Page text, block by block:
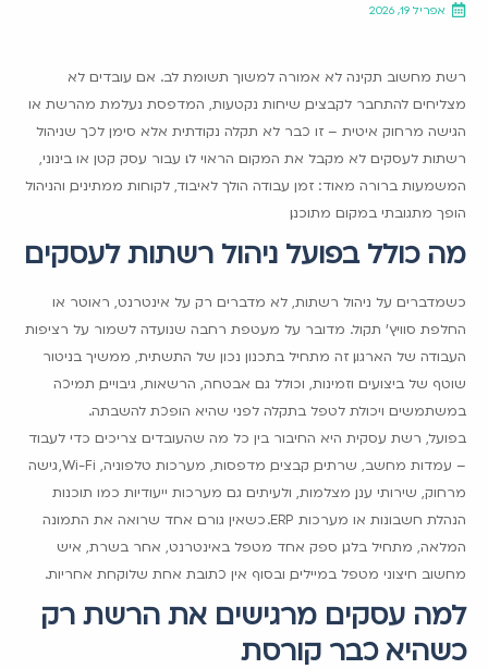
אפריל 19, 2026
רשת מחשוב תקינה לא אמורה למשוך תשומת לב. אם עובדים לא
מצליחים להתחבר לקבצים, שיחות נקטעות, המדפסת נעלמת מהרשת או
הגישה מרחוק איטית – זו כבר לא תקלה נקודתית אלא סימן לכך שניהול
רשתות לעסקים לא מקבל את המקום הראוי לו. עבור עסק קטן או בינוני,
המשמעות ברורה מאוד: זמן עבודה הולך לאיבוד, לקוחות ממתינים, והניהול
הופך מתגובתי במקום מתוכנן.
מה כולל בפועל ניהול רשתות לעסקים
כשמדברים על ניהול רשתות, לא מדברים רק על אינטרנט, ראוטר או
החלפת סוויץ' תקול. מדובר על מעטפת רחבה שנועדה לשמור על רציפות
העבודה של הארגון. זה מתחיל בתכנון נכון של התשתית, ממשיך בניטור
שוטף של ביצועים וזמינות, וכולל גם אבטחה, הרשאות, גיבויים, תמיכה
במשתמשים ויכולת לטפל בתקלה לפני שהיא הופכת להשבתה.
בפועל, רשת עסקית היא החיבור בין כל מה שהעובדים צריכים כדי לעבוד
– עמדות מחשב, שרתים, קבצים, מדפסות, מערכות טלפוניה, Wi-Fi, גישה
מרחוק, שירותי ענן, מצלמות, ולעיתים גם מערכות ייעודיות כמו תוכנות
הנהלת חשבונות או מערכות ERP. כשאין גורם אחד שרואה את התמונה
המלאה, מתחיל בלגן. ספק אחד מטפל באינטרנט, אחר בשרת, איש
מחשוב חיצוני מטפל במיילים, ובסוף אין כתובת אחת שלוקחת אחריות.
למה עסקים מרגישים את הרשת רק
כשהיא כבר קורסת